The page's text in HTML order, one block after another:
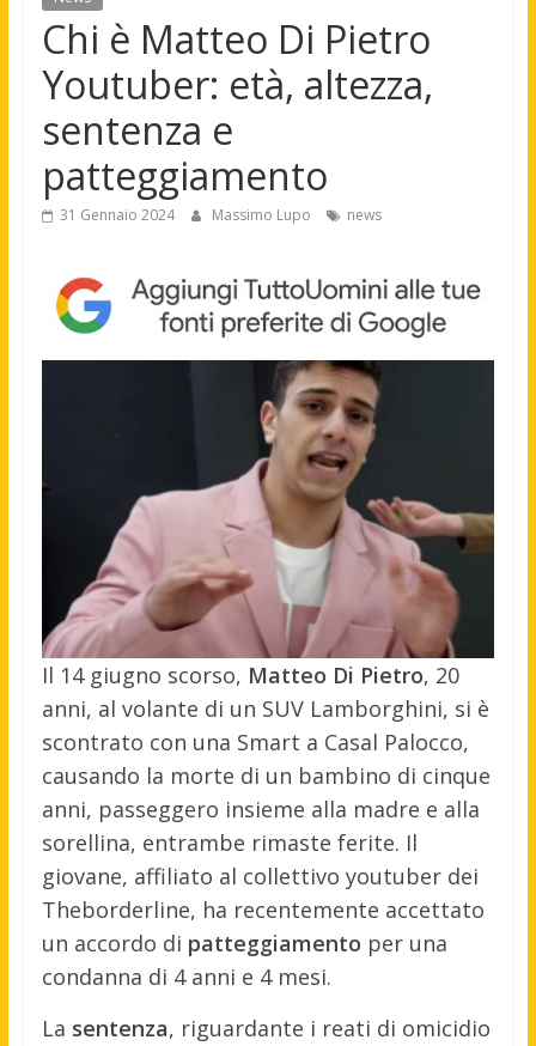
Chi è Matteo Di Pietro
Youtuber: età, altezza,
sentenza e
patteggiamento
31 Gennaio 2024 Massimo Lupo news
Il 14 giugno scorso, Matteo Di Pietro, 20
anni, al volante di un SUV Lamborghini, si è
scontrato con una Smart a Casal Palocco,
causando la morte di un bambino di cinque
anni, passeggero insieme alla madre e alla
sorellina, entrambe rimaste ferite. Il
giovane, affiliato al collettivo youtuber dei
Theborderline, ha recentemente accettato
un accordo di patteggiamento per una
condanna di 4 anni e 4 mesi.
La sentenza, riguardante i reati di omicidio